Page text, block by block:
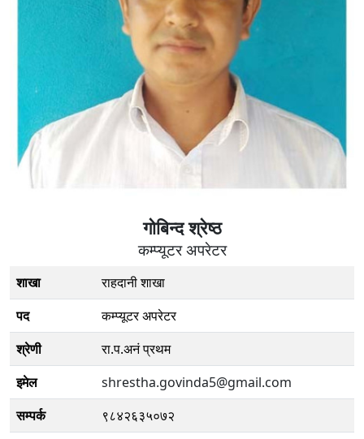
गोबिन्द श्रेष्ठ
कम्प्यूटर अपरेटर
शाखा
राहदानी शाखा
पद
कम्प्यूटर अपरेटर
श्रेणी
रा.प.अनं प्रथम
इमेल
shrestha.govinda5@gmail.com
सम्पर्क
९८४२६३५०७२